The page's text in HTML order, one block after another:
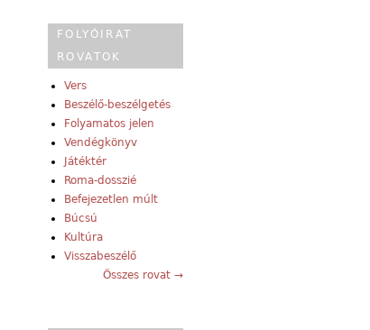
FOLYÓIRAT
ROVATOK
Vers
Beszélő-beszélgetés
Folyamatos jelen
Vendégkönyv
Játéktér
Roma-dosszié
Befejezetlen múlt
Búcsú
Kultúra
Visszabeszélő
Összes rovat →